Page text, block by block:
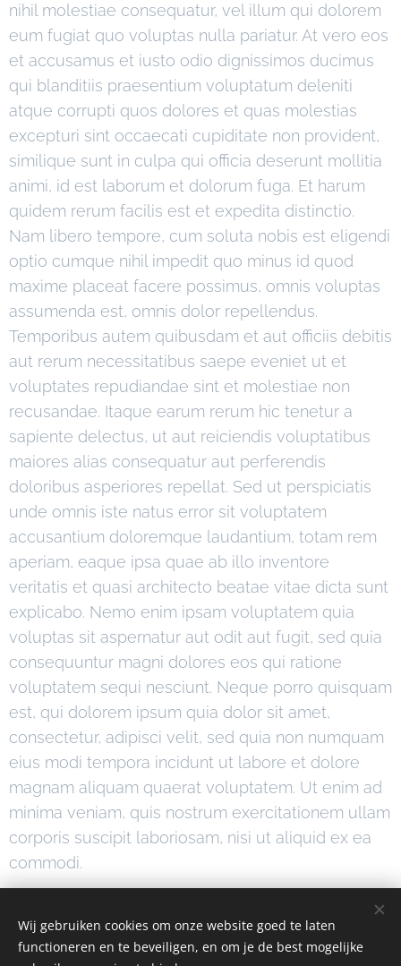
nihil molestiae consequatur, vel illum qui dolorem
eum fugiat quo voluptas nulla pariatur. At vero eos
et accusamus et iusto odio dignissimos ducimus
qui blanditiis praesentium voluptatum deleniti
atque corrupti quos dolores et quas molestias
excepturi sint occaecati cupiditate non provident,
similique sunt in culpa qui officia deserunt mollitia
animi, id est laborum et dolorum fuga. Et harum
quidem rerum facilis est et expedita distinctio.
Nam libero tempore, cum soluta nobis est eligendi
optio cumque nihil impedit quo minus id quod
maxime placeat facere possimus, omnis voluptas
assumenda est, omnis dolor repellendus.
Temporibus autem quibusdam et aut officiis debitis
aut rerum necessitatibus saepe eveniet ut et
voluptates repudiandae sint et molestiae non
recusandae. Itaque earum rerum hic tenetur a
sapiente delectus, ut aut reiciendis voluptatibus
maiores alias consequatur aut perferendis
doloribus asperiores repellat. Sed ut perspiciatis
unde omnis iste natus error sit voluptatem
accusantium doloremque laudantium, totam rem
aperiam, eaque ipsa quae ab illo inventore
veritatis et quasi architecto beatae vitae dicta sunt
explicabo. Nemo enim ipsam voluptatem quia
voluptas sit aspernatur aut odit aut fugit, sed quia
consequuntur magni dolores eos qui ratione
voluptatem sequi nesciunt. Neque porro quisquam
est, qui dolorem ipsum quia dolor sit amet,
consectetur, adipisci velit, sed quia non numquam
eius modi tempora incidunt ut labore et dolore
magnam aliquam quaerat voluptatem. Ut enim ad
minima veniam, quis nostrum exercitationem ullam
corporis suscipit laboriosam, nisi ut aliquid ex ea
commodi.
Wij gebruiken cookies om onze website goed te laten
functioneren en te beveiligen, en om je de best mogelijke